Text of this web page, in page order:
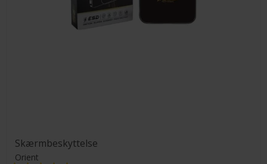
Skærmbeskyttelse
Orient